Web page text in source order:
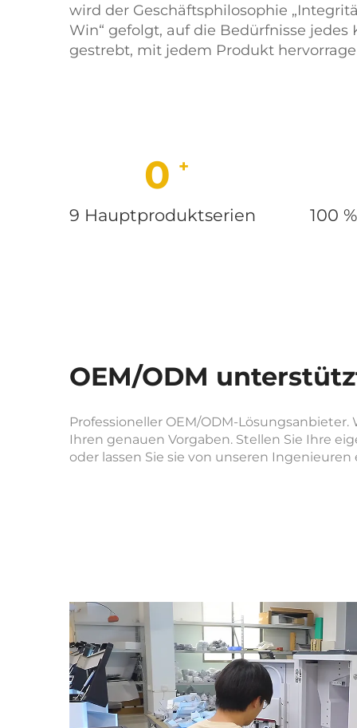
wird der Geschäftsphilosophie
Win“ gefolgt, auf die Bedürfnisse
gestrebt, mit jedem Produkt
9
9 Hauptproduktserien 100
OEM/ODM
Professioneller OEM/ODM-
Ihren genauen Vorgaben. Stellen Sie Ihre
oder lassen Sie sie von unseren Ingenieuren